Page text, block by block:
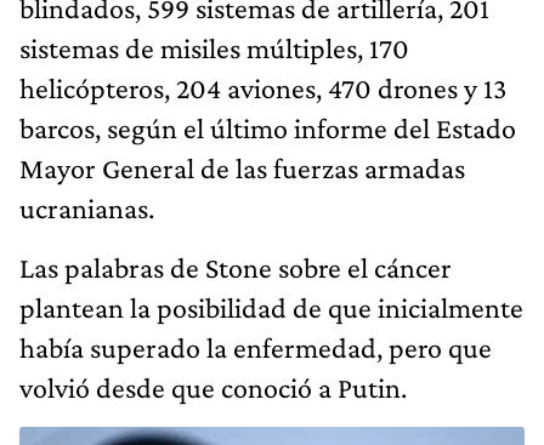
blindados, 599 sistemas de artillería, 201
sistemas de misiles múltiples, 170
helicópteros, 204 aviones, 470 drones y 13
barcos, según el último informe del Estado
Mayor General de las fuerzas armadas
ucranianas.
Las palabras de Stone sobre el cáncer
plantean la posibilidad de que inicialmente
había superado la enfermedad, pero que
volvió desde que conoció a Putin.